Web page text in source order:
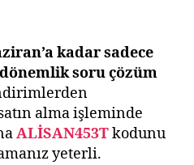
kadarsadece
soru çözüm
alma işleminde
ALİSAN453Tkodunu
yeterli.